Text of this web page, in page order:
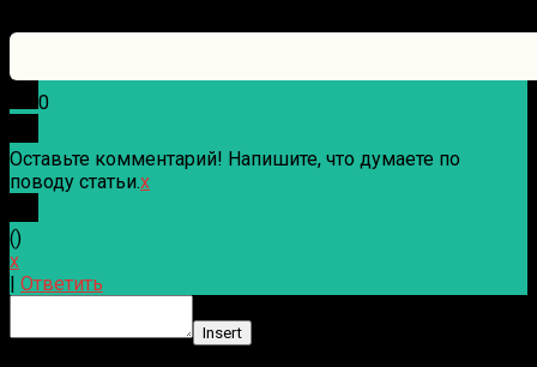
0
Оставьте комментарий! Напишите, что думаете по
поводу статьи.x
()
x
Ответить
Insert